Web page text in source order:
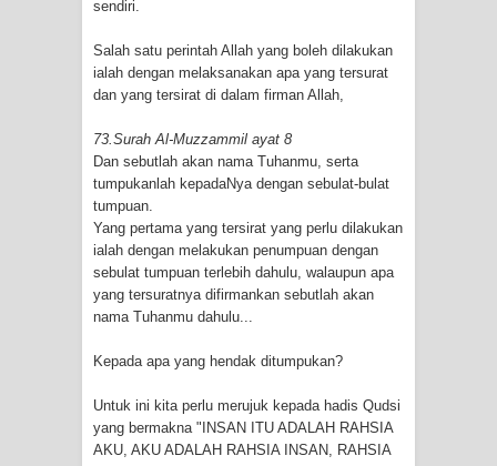
sendiri.
Salah satu perintah Allah yang boleh dilakukan
ialah dengan melaksanakan apa yang tersurat
dan yang tersirat di dalam firman Allah,
73.Surah Al-Muzzammil ayat 8
Dan sebutlah akan nama Tuhanmu, serta
tumpukanlah kepadaNya dengan sebulat-bulat
tumpuan.
Yang pertama yang tersirat yang perlu dilakukan
ialah dengan melakukan penumpuan dengan
sebulat tumpuan terlebih dahulu, walaupun apa
yang tersuratnya difirmankan sebutlah akan
nama Tuhanmu dahulu...
Kepada apa yang hendak ditumpukan?
Untuk ini kita perlu merujuk kepada hadis Qudsi
yang bermakna "INSAN ITU ADALAH RAHSIA
AKU, AKU ADALAH RAHSIA INSAN, RAHSIA